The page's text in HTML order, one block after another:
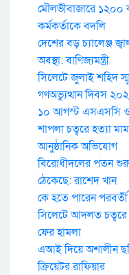
মৌলভীবাজারে ১২০০
কর্মকর্তাকে বদলি
দেশের বড় চ্যালেঞ্জ
অবস্থা: বাণিজ্যমন্ত্রী
সিলেটে জুলাই শহিদ
গণঅভ্যুত্থান দিবস
১০ আগস্ট এসএসসি ও
শাপলা চত্বরে হত্যা
আনুষ্ঠানিক অভিযোগ
বিরোধীদলের পতন
ঠেকেছে: রাশেদ খান
কে হতে পারেন
সিলেটে আদলত চত্বরে
ফের হামলা
এআই দিয়ে অশালীন
ক্রিয়েটর রাফিয়ার